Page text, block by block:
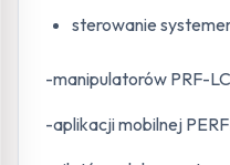
sterowanie
-manipulatorów PRF-
-aplikacji mobilnej